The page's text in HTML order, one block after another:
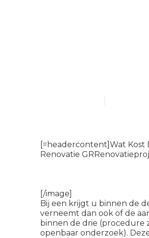
[=headercontent]Wat Kost
Renovatie
[/image]
Bij een krijgt u binnen de
verneemt dan ook of de
binnen de drie (procedure
openbaar onderzoek).